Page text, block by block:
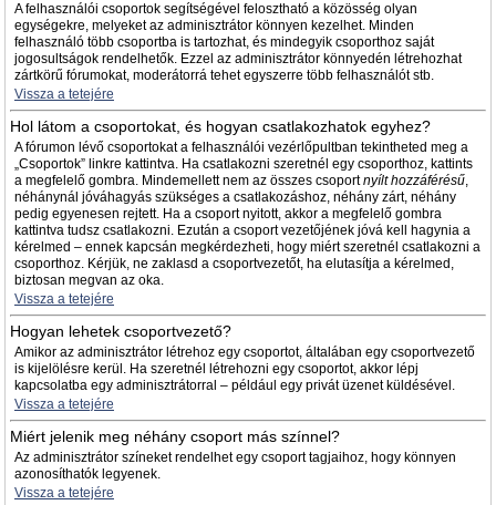
A felhasználói csoportok segítségével felosztható a közösség olyan
egységekre, melyeket az adminisztrátor könnyen kezelhet. Minden
felhasználó több csoportba is tartozhat, és mindegyik csoporthoz saját
jogosultságok rendelhetők. Ezzel az adminisztrátor könnyedén létrehozhat
zártkörű fórumokat, moderátorrá tehet egyszerre több felhasználót stb.
Vissza a tetejére
Hol látom a csoportokat, és hogyan csatlakozhatok egyhez?
A fórumon lévő csoportokat a felhasználói vezérlőpultban tekintheted meg a
„Csoportok” linkre kattintva. Ha csatlakozni szeretnél egy csoporthoz, kattints
a megfelelő gombra. Mindemellett nem az összes csoportnyílt hozzáférésű,
néhánynál jóváhagyás szükséges a csatlakozáshoz, néhány zárt, néhány
pedig egyenesen rejtett. Ha a csoport nyitott, akkor a megfelelő gombra
kattintva tudsz csatlakozni. Ezután a csoport vezetőjének jóvá kell hagynia a
kérelmed – ennek kapcsán megkérdezheti, hogy miért szeretnél csatlakozni a
csoporthoz. Kérjük, ne zaklasd a csoportvezetőt, ha elutasítja a kérelmed,
biztosan megvan az oka.
Vissza a tetejére
Hogyan lehetek csoportvezető?
Amikor az adminisztrátor létrehoz egy csoportot, általában egy csoportvezető
is kijelölésre kerül. Ha szeretnél létrehozni egy csoportot, akkor lépj
kapcsolatba egy adminisztrátorral – például egy privát üzenet küldésével.
Vissza a tetejére
Miért jelenik meg néhány csoport más színnel?
Az adminisztrátor színeket rendelhet egy csoport tagjaihoz, hogy könnyen
azonosíthatók legyenek.
Vissza a tetejére